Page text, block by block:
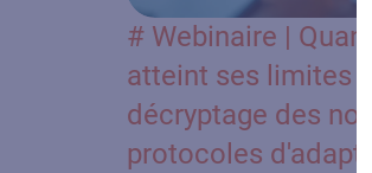
# Webinaire |
atteint ses limites :
décryptage des
protocoles